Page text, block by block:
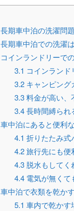
長期車中泊の洗濯問
長期車中泊での洗濯
コインランドリーで
3.1 コインラン
3.2 キャンピン
3.3料金が高い、
3.4長時間縛られ
車中泊にあると便利
4.1 折りたたみ式
4.2旅行先にも便
4.3 脱水もしてく
4.4 電気が無く
車中泊で衣類を乾か
5.1 車内で乾かす